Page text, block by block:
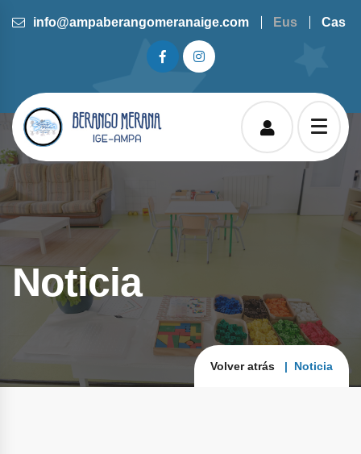
info@ampaberangomeranaige.com Eus Cas
Noticia
Volver atrás Noticia